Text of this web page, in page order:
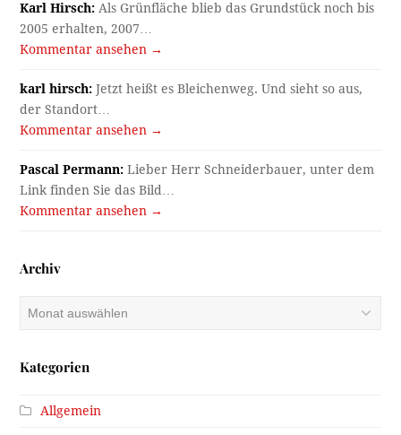
Karl Hirsch: Als Grünfläche blieb das Grundstück noch bis
2005 erhalten, 2007…
Kommentar ansehen →
karl hirsch: Jetzt heißt es Bleichenweg. Und sieht so aus,
der Standort…
Kommentar ansehen →
Pascal Permann: Lieber Herr Schneiderbauer, unter dem
Link finden Sie das Bild…
Kommentar ansehen →
Archiv
Archiv
Kategorien
Allgemein